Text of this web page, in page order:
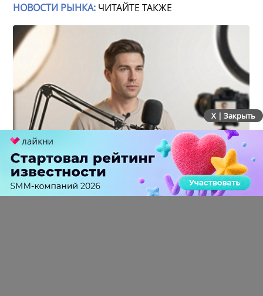
НОВОСТИ РЫНКА: ЧИТАЙТЕ ТАКЖЕ
Российский рынок инфлюенс-маркетинга вошел в
фазу стагнации после нескольких лет роста
X | Закрыть